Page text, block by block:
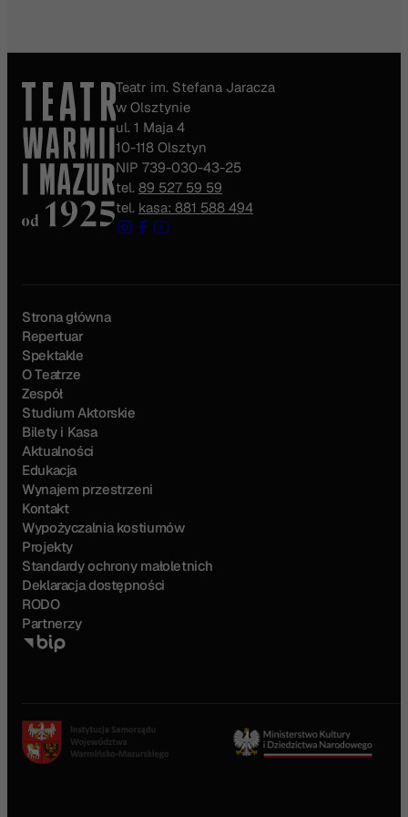
Teatr im. Stefana Jaracza
w Olsztynie
ul. 1 Maja 4
10-118 Olsztyn
NIP 739-030-43-25
tel. 89 527 59 59
tel. kasa: 881 588 494
Strona główna
Repertuar
Spektakle
O Teatrze
Zespół
Studium Aktorskie
Bilety i Kasa
Aktualności
Edukacja
Wynajem przestrzeni
Kontakt
Wypożyczalnia kostiumów
Projekty
Standardy ochrony małoletnich
Deklaracja dostępności
RODO
Partnerzy